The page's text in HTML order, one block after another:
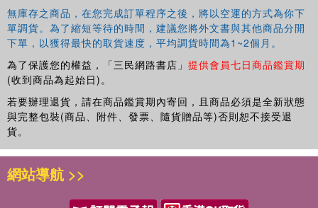
無庫存之商品，在您完成訂單程序之後，將以空運的方式為你下
單調貨。為了縮短等待的時間，建議您將外文書與其他商品分開
下單，以獲得最快的取貨速度，平均調貨時間為1~2個月。
為了保護您的權益，「三民網路書店」 提供會員七日商品鑑賞期
(收到商品為起始日)。
若要辦理退貨，請在商品鑑賞期內寄回，且商品必須是全新狀態
與完整包裝(商品、附件、發票、隨貨贈品等)否則恕不接受退
貨。
網站導航 >>